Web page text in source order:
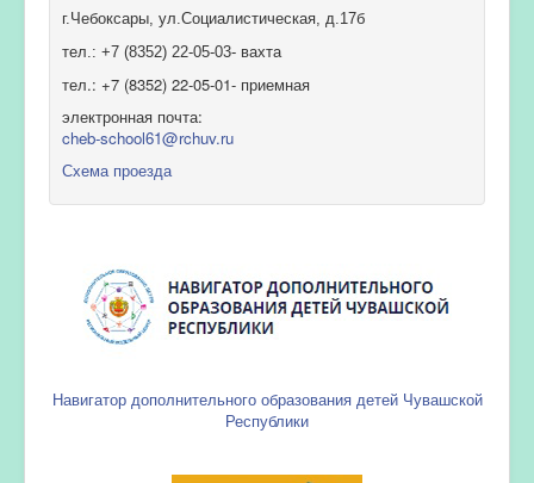
г.Чебоксары, ул.Социалистическая, д.17б
тел.: +7 (8352) 22-05-03- вахта
тел.: +7 (8352) 22-05-01- приемная
электронная почта:
cheb-school61@rchuv.ru
Схема проезда
Навигатор дополнительного образования детей Чувашской
Республики